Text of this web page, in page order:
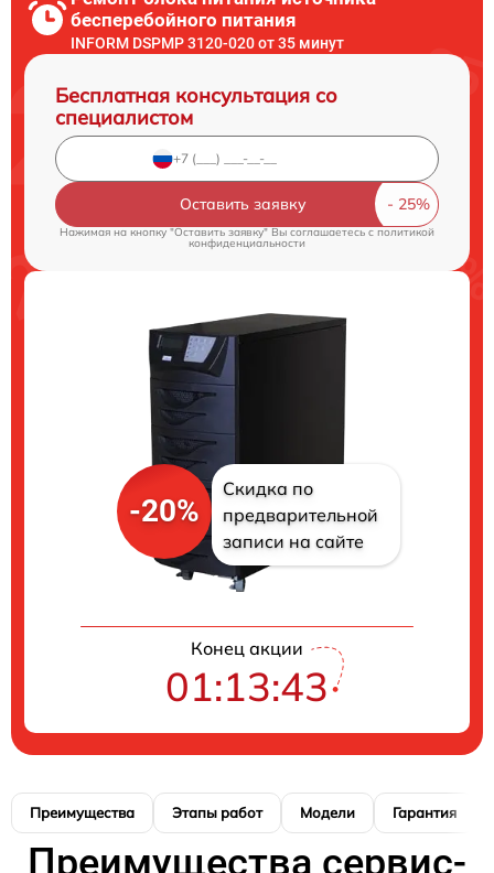
бесперебойного питания
INFORM DSPMP 3120-020 от 35 минут
Бесплатная консультация со
специалистом
Оставить заявку
Нажимая на кнопку "Оставить заявку" Вы соглашаетесь cполитикой
конфиденциальности
-20%
Скидка по
предварительной
записи на сайте
Конец акции
01:13:42
Преимущества Этапы работ Модели Гарантия
Преимущества сервис-